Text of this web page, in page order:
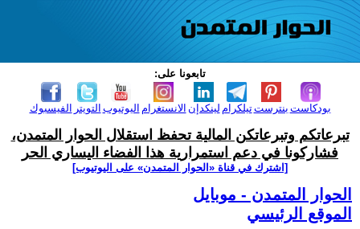
تابعونا على:
الفيسبوك التويتر اليوتيوب الانستغرام لينكدإن تيلكرامبنترست بودكاست
تبرعاتكم وتبرعاتكن المالية تحفظ استقلال الحوار المتمدن،
فشاركونا في دعم استمرارية هذا الفضاء اليساري الحر
[اشترك في قناة ‫«الحوار المتمدن» على اليوتيوب]
الحوار المتمدن - موبايل
الموقع الرئيسي